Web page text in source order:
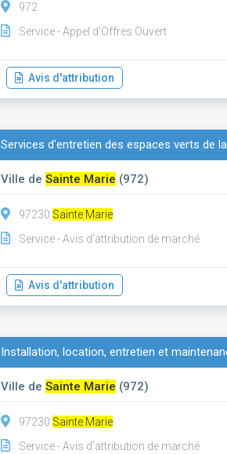
972
Service - Appel d'Offres Ouvert
Avis d'attribution
Services d'entretien des espaces verts de
Ville deSainte Marie (972)
97230 Sainte Marie
Service - Avis d'attribution de marché
Avis d'attribution
Installation, location, entretien et
Ville deSainte Marie (972)
97230 Sainte Marie
Service - Avis d'attribution de marché